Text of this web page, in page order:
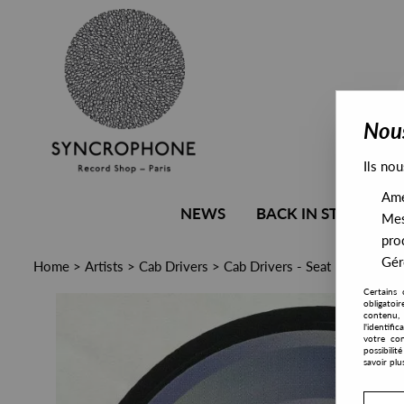
NEWS BACK IN STOCK
Home > Artists > Cab Drivers > Cab Drivers - Seat Belt
Ils
Certains
contenu,
votre
savoir